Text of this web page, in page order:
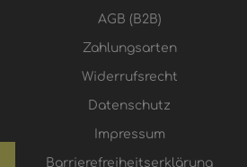
AGB (B2B)
Zahlungsarten
Widerrufsrecht
Datenschutz
Impressum
Barrierefreiheitserklärung